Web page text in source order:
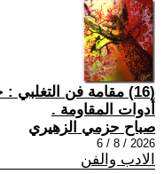
(16) مقامة فن
أدوات المقاومة .
صباح حزمي الزهيري
2026 / 8 / 6
الادب والفن